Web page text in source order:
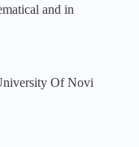
and in
Of Novi